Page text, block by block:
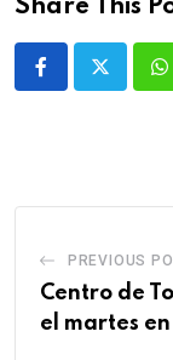
Share This
PREVIOUS
Centro de
el martes